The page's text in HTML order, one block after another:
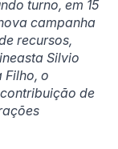
turno, em 15
campanha
recursos,
Silvio
Filho, o
de